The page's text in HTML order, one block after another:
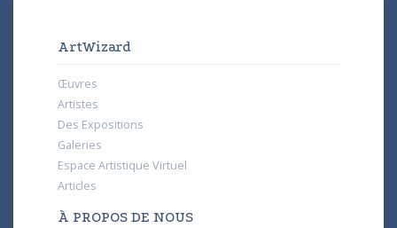
ArtWizard
Œuvres
Artistes
Des Expositions
Galeries
Espace Artistique Virtuel
Articles
À PROPOS DE NOUS